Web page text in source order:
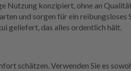
Nutzung konzipiert, ohne an
und sorgen für ein reibungsloses
geliefert, das alles ordentlich hält.
schätzen. Verwenden Sie es